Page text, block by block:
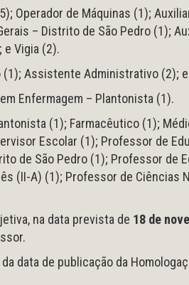
Operador de Máquinas (1);
– Distrito de São Pedro (1);
e Vigia (2).
Assistente Administrativo (2);
Enfermagem – Plantonista (1).
(1); Farmacêutico (1);
Escolar (1); Professor de
de São Pedro (1); Professor de
(II-A) (1); Professor de Ciências
na data prevista de 18 de
data de publicação da